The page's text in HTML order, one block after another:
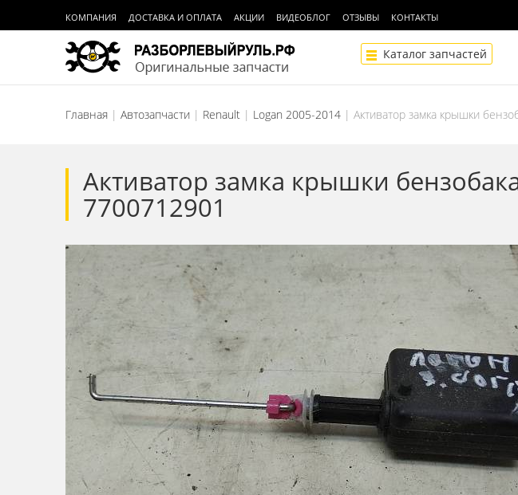
КОМПАНИЯ ДОСТАВКА И ОПЛАТА АКЦИИ ВИДЕОБЛОГ ОТЗЫВЫ КОНТАКТЫ
Каталог запчастей
Главная Автозапчасти Renault Logan 2005-2014 Активатор замка крышки
Активатор замка крышки
7700712901